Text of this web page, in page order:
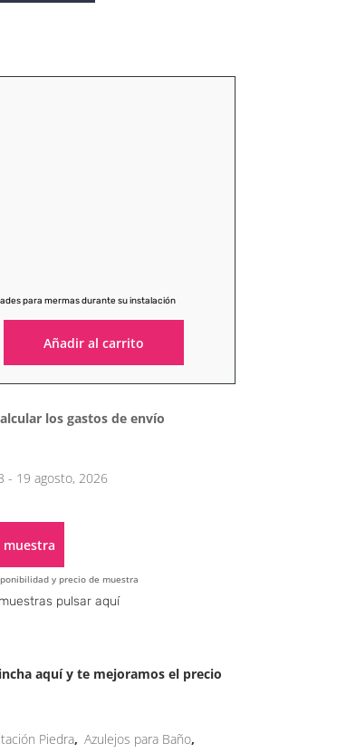
para mermas durante su instalación
Añadir al carrito
los gastos de envío
- 19 agosto, 2026
y precio de muestra
pulsar aquí
aquí y te mejoramos el precio
Piedra, Azulejos para Baño,